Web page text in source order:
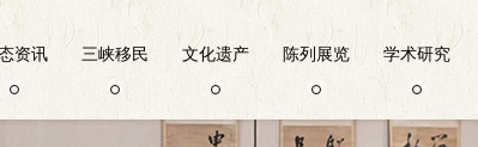
资讯 三峡移民 文化遗产 陈列展览 学术研究